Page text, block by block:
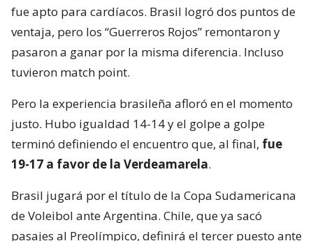
fue apto para cardíacos. Brasil logró dos puntos de
ventaja, pero los “Guerreros Rojos” remontaron y
pasaron a ganar por la misma diferencia. Incluso
tuvieron match point.
Pero la experiencia brasileña afloró en el momento
justo. Hubo igualdad 14-14 y el golpe a golpe
terminó definiendo el encuentro que, al final, fue
19-17 a favor de la Verdeamarela.
Brasil jugará por el título de la Copa Sudamericana
de Voleibol ante Argentina. Chile, que ya sacó
pasajes al Preolímpico, definirá el tercer puesto ante